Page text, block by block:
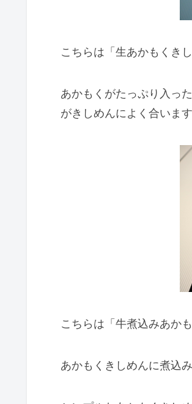
こちらは「生あかもくき
あかもくがたっぷり入っ
がきしめんによく合います
こちらは「牛煮込みあかも
あかもくきしめんに煮込